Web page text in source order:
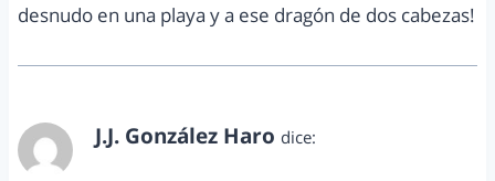
desnudo en una playa y a ese dragón de dos cabezas!
J.J. González Haro dice: